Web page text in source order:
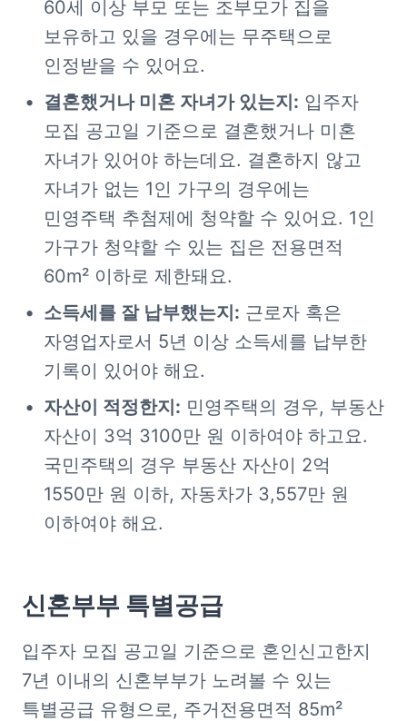
60세 이상 부모 또는 조부모가 집을
보유하고 있을 경우에는 무주택으로
인정받을 수 있어요.
결혼했거나 미혼 자녀가 있는지: 입주자
모집 공고일 기준으로 결혼했거나 미혼
자녀가 있어야 하는데요. 결혼하지 않고
자녀가 없는 1인 가구의 경우에는
민영주택 추첨제에 청약할 수 있어요. 1인
가구가 청약할 수 있는 집은 전용면적
60m² 이하로 제한돼요.
소득세를 잘 납부했는지: 근로자 혹은
자영업자로서 5년 이상 소득세를 납부한
기록이 있어야 해요.
자산이 적정한지: 민영주택의 경우, 부동산
자산이 3억 3100만 원 이하여야 하고요.
국민주택의 경우 부동산 자산이 2억
1550만 원 이하, 자동차가 3,557만 원
이하여야 해요.
신혼부부 특별공급
입주자 모집 공고일 기준으로 혼인신고한지
7년 이내의 신혼부부가 노려볼 수 있는
특별공급 유형으로, 주거전용면적 85m²